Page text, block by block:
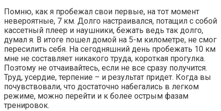
Помню, как я пробежал свои первые, на тот момент
невероятные, 7 км. Долго настраивался, потащил с собой
кассетный плеер и наушники, бежать ведь так долго,
думал я. В итоге пошел домой на 5-м километре, не смог
пересилить себя. На сегодняшний день пробежать 10 км
мне не составляет никакого труда, короткая прогулка.
Поэтому не отчаивайтесь, если не все сразу получится.
Труд, усердие, терпение – и результат придет. Когда вы
почувствовали, что достаточно набегались в легком
режиме, можно перейти и к более острым фазам
тренировок.